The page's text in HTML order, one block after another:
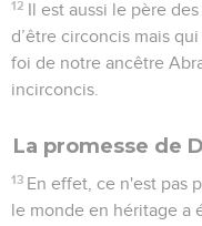
12 Il est aussi le père
d’être circoncis mais
foi de notre ancêtre
incirconcis.
La promesse de
13 En effet, ce n'est pas
le monde en héritage a